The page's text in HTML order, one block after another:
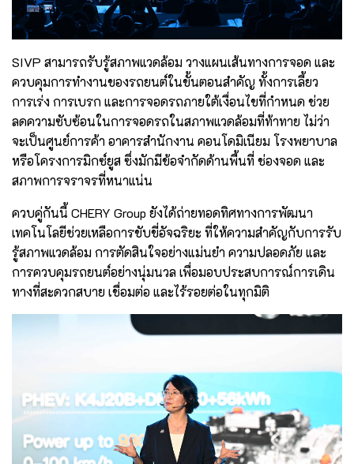
SIVP สามารถรับรู้สภาพแวดล้อม วางแผนเส้นทางการจอด และ
ควบคุมการทำงานของรถยนต์ในขั้นตอนสำคัญ ทั้งการเลี้ยว
การเร่ง การเบรก และการจอดรถภายใต้เงื่อนไขที่กำหนด ช่วย
ลดความซับซ้อนในการจอดรถในสภาพแวดล้อมที่ท้าทาย ไม่ว่า
จะเป็นศูนย์การค้า อาคารสำนักงาน คอนโดมิเนียม โรงพยาบาล
หรือโครงการมิกซ์ยูส ซึ่งมักมีข้อจำกัดด้านพื้นที่ ช่องจอด และ
สภาพการจราจรที่หนาแน่น
ควบคู่กันนี้ CHERY Group ยังได้ถ่ายทอดทิศทางการพัฒนา
เทคโนโลยีช่วยเหลือการขับขี่อัจฉริยะ ที่ให้ความสำคัญกับการรับ
รู้สภาพแวดล้อม การตัดสินใจอย่างแม่นยำ ความปลอดภัย และ
การควบคุมรถยนต์อย่างนุ่มนวล เพื่อมอบประสบการณ์การเดิน
ทางที่สะดวกสบาย เชื่อมต่อ และไร้รอยต่อในทุกมิติ